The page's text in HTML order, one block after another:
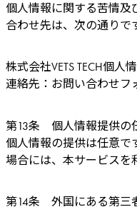
個人情報に関する苦情及
合わせ先は、次の通りで
株式会社VETS TECH個
連絡先：お問い合わせフ
第13条 個人情報提供の
個人情報の提供は任意で
場合には、本サービスを
第14条 外国にある第三